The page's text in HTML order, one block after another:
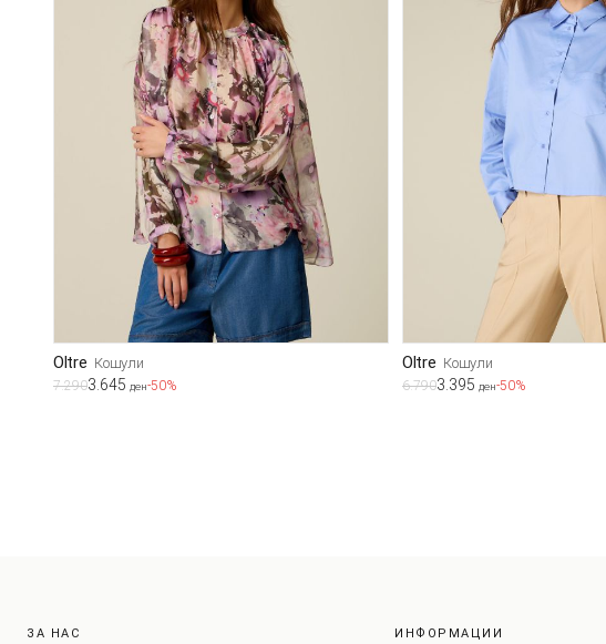
Oltre Кошули
7.2903.645 ден-50%
Oltre Кошули
6.7903.395 ден-50%
ЗА НАС ИНФОРМАЦИИ